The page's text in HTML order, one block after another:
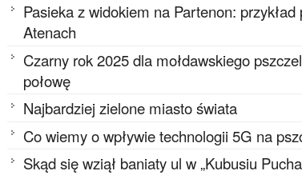
Pasieka z widokiem na Partenon:
Atenach
Czarny rok 2025 dla mołdawskiego
połowę
Najbardziej zielone miasto świata
Co wiemy o wpływie technologii 5G na
Skąd się wziął baniaty ul w „Kubusiu